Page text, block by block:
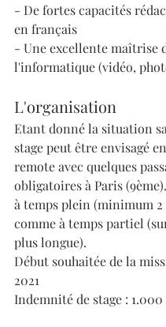
- De fortes capacités
en français
- Une excellente maîtrise
l'informatique (vidéo,
L'organisation
Etant donné la situation
stage peut être envisagé
remote avec quelques
obligatoires à Paris
à temps plein (minimum 2
comme à temps partiel
plus longue).
Début souhaitée de la
2021
Indemnité de stage :